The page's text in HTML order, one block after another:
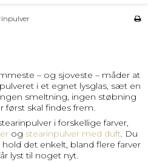
– og sjoveste – måder at
i et egnet lysglas, sæt en
smeltning, ingen støbning
først skal findes frem.
i forskellige farver,
og stearinpulver med duft. Du
det enkelt, bland flere farver
lyst til noget nyt.